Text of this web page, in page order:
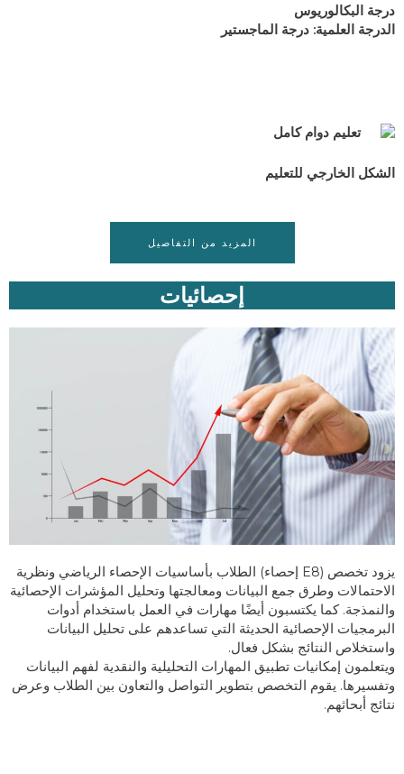
درجة البكالوريوس
الدرجة العلمية: درجة الماجستير
تعليم دوام كامل
الشكل الخارجي للتعليم
المزيد من التفاصيل
إحصائيات
يزود تخصص (E8 إحصاء) الطلاب بأساسيات الإحصاء الرياضي ونظرية
الاحتمالات وطرق جمع البيانات ومعالجتها وتحليل المؤشرات الإحصائية
والنمذجة. كما يكتسبون أيضًا مهارات في العمل باستخدام أدوات
البرمجيات الإحصائية الحديثة التي تساعدهم على تحليل البيانات
واستخلاص النتائج بشكل فعال.
ويتعلمون إمكانيات تطبيق المهارات التحليلية والنقدية لفهم البيانات
وتفسيرها. يقوم التخصص بتطوير التواصل والتعاون بين الطلاب وعرض
نتائج أبحاثهم.